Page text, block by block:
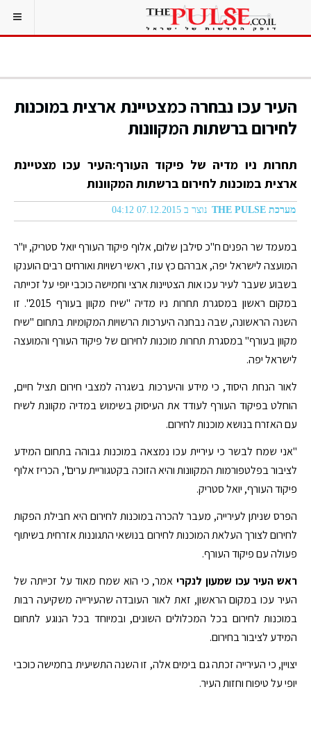
העיר עכו נבחרה כמצטיינת ארצית במוכנות
לחירום ברשתות המקוונות
תחרות ניו מדיה של פיקוד העורף:העיר עכו מצטיינת
ארצית במוכנות לחירום ברשתות המקוונות
מערכת THE PULSE נוצר ב 07.12.2015 04:12
במעמד שר הפנים ח"כ סילבן שלום, אלוף פיקוד העורף יואל סטריק, יו"ר
המועצה לישראל יפה, אברהם כץ עוז, ראשי רשויות ואורחים רבים הוענקו
בשבוע שעבר לעיר עכו אות הצטיינות ארצי וחמישה כוכבי יופי על זכייתה
במקום ראשון במסגרת תחרות ניו מדיה "שיח מקוון בעורף 2015". זו
השנה הראשונה, שבה נבחנה היערכות הרשויות המקומיות בתחום "שיח
מקוון בעורף" במסגרת תחרות מוכנות לחירום של פיקוד העורף והמועצה
לישראל יפה.
לאור הנחת היסוד, כי מידע והיערכות בשגרה למצבי חירום תציל חיים,
הוחלט בפיקוד העורף לעודד את העיסוק בשימוש במדיה מקוונת לשיח
עם האזרח בנושא מוכנות לחירום.
"אני שמח לבשר כי עיריית עכו נמצאה במוכנות גבוהה בתחום המידע
לציבור בפלטפורמות המקוונות והיא הזוכה בקטגוריית ערים", הכריז אלוף
פיקוד העורף, יואל סטריק.
הפרס שניתן לעירייה, מעבר להכרה במוכנות לחירום היא חבילת הפקות
לחירום לצורך העלאת המוכנות לחירום בנושאי התגוננות אזרחית בשיתוף
פעולה עם פיקוד העורף.
ראש העיר עכו שמעון לנקרי אמר, כי הוא שמח מאוד על זכייתה של
העיר עכו במקום הראשון, זאת לאור העובדה שהעירייה משקיעה רבות
במוכנות לחירום בכל המכלולים השונים, ובמיוחד בכל הנוגע לתחום
המידע לציבור בחירום.
יצויין, כי העירייה זכתה גם בימים אלה, זו השנה התשיעית בחמישה כוכבי
יופי על טיפוח וחזות העיר.